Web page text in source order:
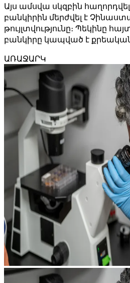
Այս ամսվա սկզբին հաղորդվել
բանկիրին մերժվել է
թույլտվությունը։ Պեկինը
բանկիրը կապված է
ԱՌԱՋԱՐԿ